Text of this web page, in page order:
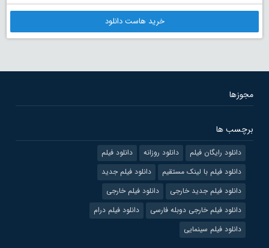
خرید هاست دانلود
مجوزها
برچسب ها
دانلود رایگان فیلم دانلود روزانه
دانلود فیلم
دانلود فیلم با لینک مستقیم
دانلود فیلم جدید
دانلود فیلم جدید خارجی
دانلود فیلم خارجی
دانلود فیلم خارجی دوبله فارسی
دانلود فیلم درام
دانلود فیلم سینمایی